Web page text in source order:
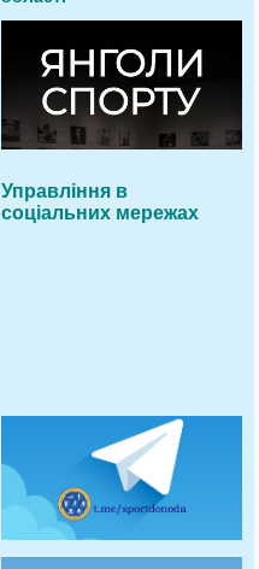
Управління в
соціальних мережах